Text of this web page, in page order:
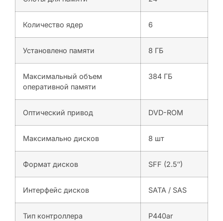
Количество ядер 6
Установлено памяти 8 ГБ
Максимальный объем
оперативной памяти
384 ГБ
Оптический привод DVD-ROM
Максимально дисков 8 шт
Формат дисков SFF (2.5″)
Интерфейс дисков SATA / SAS
Тип контроллера P440ar